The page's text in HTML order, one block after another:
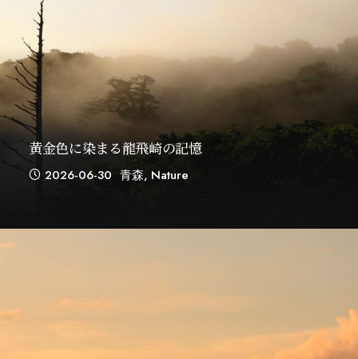
黄金色に染まる龍飛崎の記憶
2026-06-30 青森, Nature